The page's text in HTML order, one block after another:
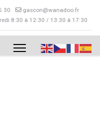
30
gascon@wanadoo.fr
8:30 à 12:30 / 13:30 à 17:30